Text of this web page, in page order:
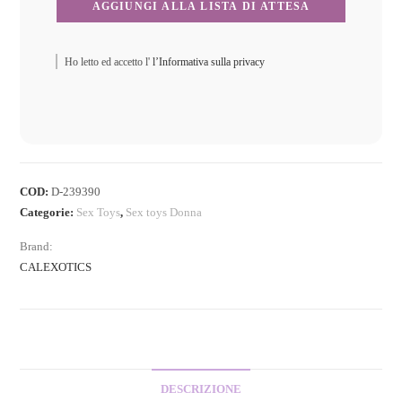
Ho letto ed accetto l' l’Informativa sulla privacy
COD:D-239390
Categorie: Sex Toys, Sex toys Donna
Brand:
CALEXOTICS
DESCRIZIONE